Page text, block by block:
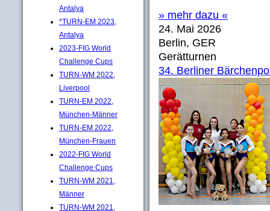
Antalya
*TURN-EM 2023,
Antalya
2023-FIG World
Challenge Cups
TURN-WM 2022,
Liverpool
TURN-EM 2022,
München-Männer
TURN-EM 2022,
München-Frauen
2022-FIG World
Challenge Cups
TURN-WM 2021,
Männer
TURN-WM 2021,
» mehr dazu «
24. Mai 2026
Berlin, GER
Gerätturnen
34. Berliner